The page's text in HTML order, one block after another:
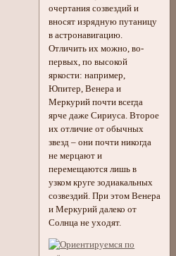
очертания созвездий и
вносят изрядную путаницу
в астронавигацию.
Отличить их можно, во-
первых, по высокой
яркости: например,
Юпитер, Венера и
Меркурий почти всегда
ярче даже Сириуса. Второе
их отличие от обычных
звезд – они почти никогда
не мерцают и
перемещаются лишь в
узком круге зодиакальных
созвездий. При этом Венера
и Меркурий далеко от
Солнца не уходят.